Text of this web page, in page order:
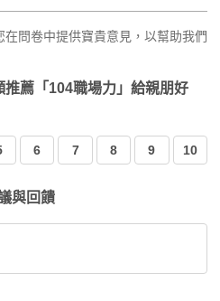
問卷中提供寶貴意見，以幫助我們
薦「104職場力」給親朋好
6 7 8 9 10
與回饋